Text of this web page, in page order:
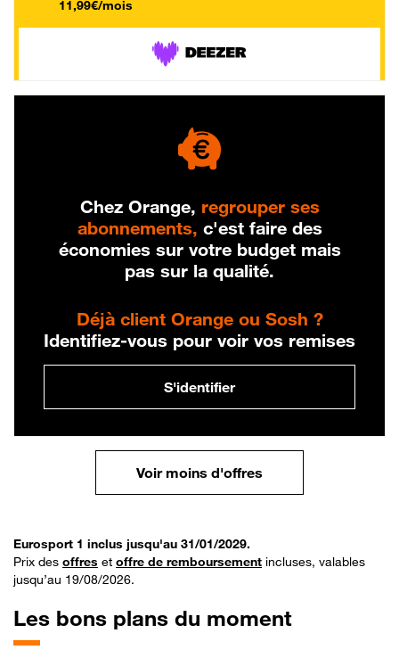
11,99€/mois
Chez Orange, regrouper ses
abonnements, c'est faire des
économies sur votre budget mais
pas sur la qualité.
Déjà client Orange ou Sosh ?
Identifiez-vous pour voir vos remises
S'identifier
Voir moins d'offres
Eurosport 1 inclus jusqu'au 31/01/2029.
Prix des offres et offre de remboursement incluses, valables
jusqu’au 19/08/2026.
Les bons plans du moment